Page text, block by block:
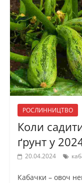
РОСЛИННИЦТВО
Коли
ґрунт у
20.04.2024
Кабачки – овоч